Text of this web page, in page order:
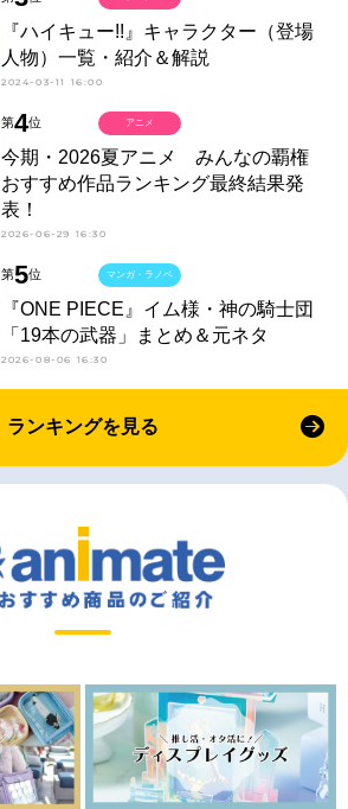
『ハイキュー!!』キャラクター（登場
人物）一覧・紹介＆解説
2024-03-11 16:00
第4位
今期・2026夏アニメ みんなの覇権
おすすめ作品ランキング最終結果発
表！
2026-06-29 16:30
アニメ
第5位
『ONE PIECE』イム様・神の騎士団
「19本の武器」まとめ＆元ネタ
2026-08-06 16:30
マンガ・ラノベ
ランキングを見る